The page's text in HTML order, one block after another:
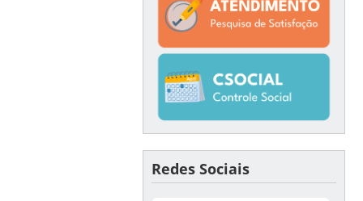
Redes Sociais